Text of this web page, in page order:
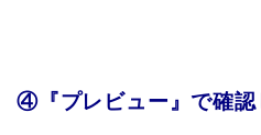
④『プレビュー』で確認